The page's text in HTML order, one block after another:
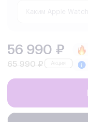
56 990 ₽
65 990 ₽